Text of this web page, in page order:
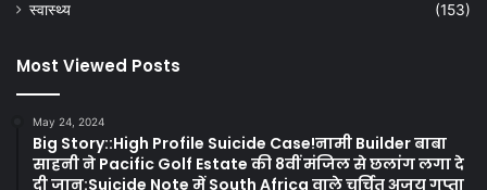
स्वास्थ्य
(153)
Most Viewed Posts
May 24, 2024
Big Story::High Profile Suicide Case!नामी Builder बाबा
साहनी ने Pacific Golf Estate की 8वीं मंजिल से छलांग लगा दे
दी जान:Suicide Note में South Africa वाले चर्चित अजय गुप्ता